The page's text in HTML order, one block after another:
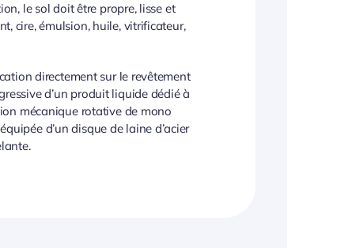
le sol doit être propre, lisse et
cire, émulsion, huile, vitrificateur,
directement sur le revêtement
d’un produit liquide dédié à
mécanique rotative de mono
d’un disque de laine d’acier